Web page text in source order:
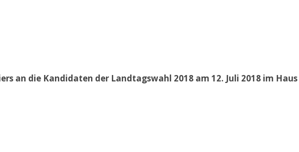
an die Kandidaten der Landtagswahl 2018 am 12. Juli 2018 im